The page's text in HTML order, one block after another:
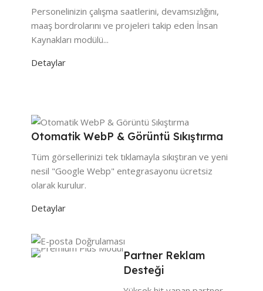
Personelinizin çalışma saatlerini, devamsızlığını,
maaş bordrolarını ve projeleri takip eden İnsan
Kaynakları modülü...
Detaylar
Otomatik WebP & Görüntü Sıkıştırma
Tüm görsellerinizi tek tıklamayla sıkıştıran ve yeni
nesil "Google Webp" entegrasayonu ücretsiz
olarak kurulur.
Detaylar
Partner Reklam
Desteği